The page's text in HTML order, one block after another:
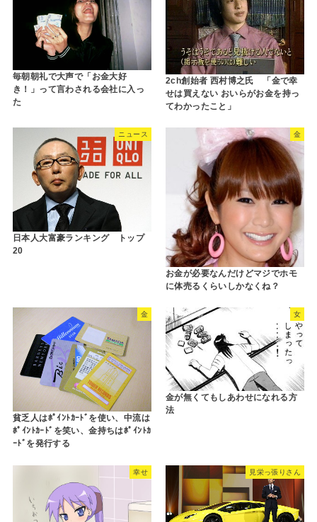
毎朝朝礼で大声で「お金大好
き！」って言わされる会社に入っ
た
2ch創始者 西村博之氏 「金で幸
せは買えない おいらがお金を持っ
てわかったこと」
ニュース
日本人大富豪ランキング トップ
20
金
お金が必要なんだけどマジでホモ
に体売るくらいしかなくね？
金
貧乏人はﾎﾟｲﾝﾄｶｰﾄﾞを使い、中流は
ﾎﾟｲﾝﾄｶｰﾄﾞを笑い、金持ちはﾎﾟｲﾝﾄｶ
ｰﾄﾞを発行する
女
金が無くてもしあわせになれる方
法
幸せ 見栄っ張りさん